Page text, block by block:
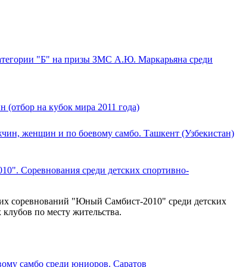
"Б" на призы ЗМС А.Ю. Маркарьяна среди
(отбор на кубок мира 2011 года)
женщин и по боевому самбо. Ташкент (Узбекистан)
Соревнования среди детских спортивно-
соревнований "Юный Самбист-2010" среди детских
по месту жительства.
самбо среди юниоров. Саратов